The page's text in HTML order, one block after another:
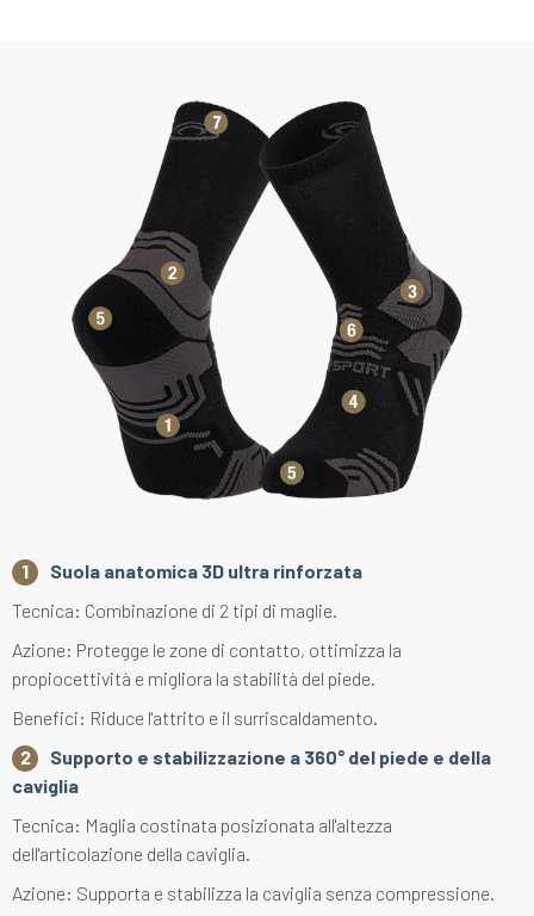
Suola anatomica 3D ultra rinforzata
Tecnica: Combinazione di 2 tipi di maglie.
Azione: Protegge le zone di contatto, ottimizza la
propiocettività e migliora la stabilità del piede.
Benefici: Riduce l'attrito e il surriscaldamento.
Supporto e stabilizzazione a 360° del piede e della
caviglia
Tecnica: Maglia costinata posizionata all'altezza
dell'articolazione della caviglia.
Azione: Supporta e stabilizza la caviglia senza compressione.